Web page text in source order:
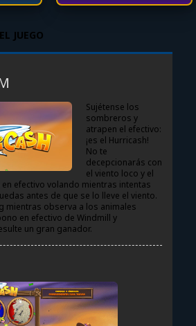
JUEGO
Sujétense los
sombreros y
atrapen el efectivo:
¡es el Hurricash!
No te
decepcionarás con
el viento loco y el
efectivo volando mientras intentas
antes de que se lo lleve el viento.
mientras observa a los animales
en efectivo de Windmill y
un gran ganador.